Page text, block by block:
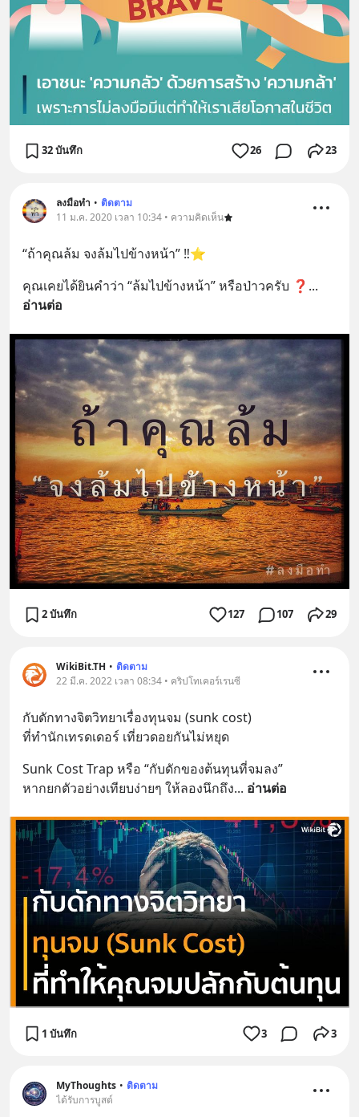
32 บันทึก 26 23
ลงมือทำ • ติดตาม
11 ม.ค. 2020 เวลา 10:34 • ความคิดเห็น
“ถ้าคุณล้ม จงล้มไปข้างหน้า” ‼️⭐️
คุณเคยได้ยินคำว่า “ล้มไปข้างหน้า” หรือป่าวครับ ❓
อ่านต่อ
2 บันทึก 127 107 29
WikiBit.TH • ติดตาม
22 มี.ค. 2022 เวลา 08:34 • คริปโทเคอร์เรนซี
กับดักทางจิตวิทยาเรื่องทุนจม (sunk cost)
ที่ทำนักเทรดเดอร์ เที่ยวดอยกันไม่หยุด
Sunk Cost Trap หรือ “กับดักของต้นทุนที่จมลง”
หากยกตัวอย่างเทียบง่ายๆ ให้ลองนึกถึง... อ่านต่อ
1 บันทึก 3 3
MyThoughts • ติดตาม
ได้รับการบูสต์